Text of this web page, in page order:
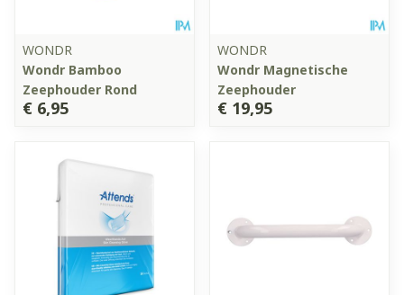
WONDR
Wondr Bamboo
Zeephouder Rond
€ 6,95
WONDR
Wondr Magnetische
Zeephouder
€ 19,95